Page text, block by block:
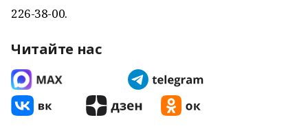
226-38-00.
Читайте нас